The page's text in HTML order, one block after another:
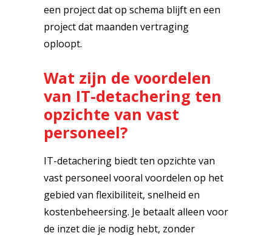
een project dat op schema blijft en een
project dat maanden vertraging
oploopt.
Wat zijn de voordelen
van IT-detachering ten
opzichte van vast
personeel?
IT-detachering biedt ten opzichte van
vast personeel vooral voordelen op het
gebied van flexibiliteit, snelheid en
kostenbeheersing. Je betaalt alleen voor
de inzet die je nodig hebt, zonder